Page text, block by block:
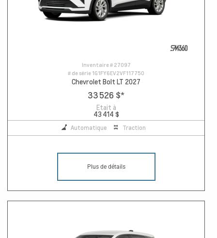
Inventaire # 27097
# de série 1G1FY6EV2VF117750
Chevrolet Bolt LT 2027
33 526 $*
Etait à
43 414 $
Automatique Traction
Plus de détails